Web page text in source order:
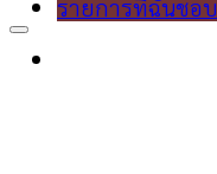
รายการที่ฉันชอบ